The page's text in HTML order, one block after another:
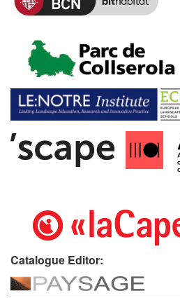
Catalogue Editor: